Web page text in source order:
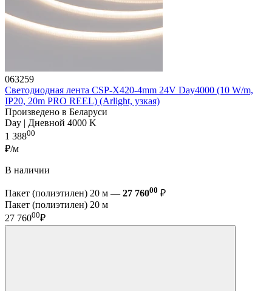
063259
Светодиодная лента CSP-X420-4mm 24V Day4000 (10 W/m,
IP20, 20m PRO REEL) (Arlight, узкая)
Произведено в Беларуси
Day | Дневной 4000 K
1 38800
₽/м
В наличии
Пакет (полиэтилен) 20 м — 27 76000 ₽
Пакет (полиэтилен) 20 м
27 76000₽